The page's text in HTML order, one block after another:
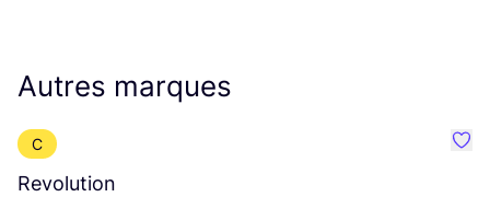
Autres marques
C
Revolution